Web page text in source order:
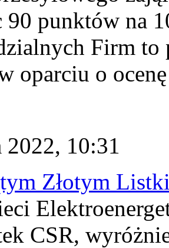
90 punktów na
Firm to
oparciu o
2022, 10:31
Złotym
CSR,